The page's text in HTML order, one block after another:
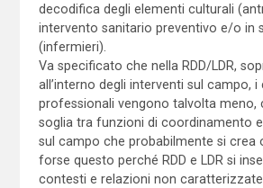
decodifica degli elementi culturali
intervento sanitario preventivo e/o in
(infermieri).
Va specificato che nella RDD/LDR,
all’interno degli interventi sul campo, i
professionali vengono talvolta meno,
soglia tra funzioni di coordinamento
sul campo che probabilmente si crea
forse questo perché RDD e LDR si
contesti e relazioni non